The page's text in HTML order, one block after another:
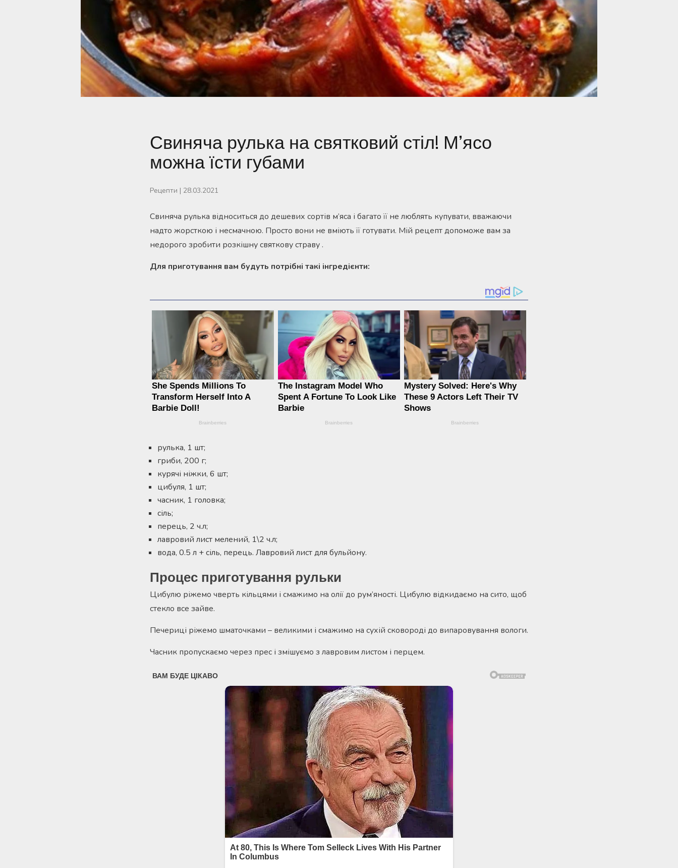
Свиняча рулька на святковий стіл! М’ясо
можна їсти губами
Рецепти | 28.03.2021
Свиняча рулька відноситься до дешевих сортів м’яса і багато її не люблять купувати, вважаючи
надто жорсткою і несмачною. Просто вони не вміють її готувати. Мій рецепт допоможе вам за
недорого зробити розкішну святкову страву .
Для приготування вам будуть потрібні такі інгредієнти:
рулька, 1 шт;
гриби, 200 г;
курячі ніжки, 6 шт;
цибуля, 1 шт;
часник, 1 головка;
сіль;
перець, 2 ч.л;
лавровий лист мелений, 1\2 ч.л;
вода, 0.5 л + сіль, перець. Лавровий лист для бульйону.
Процес приготування рульки
Цибулю ріжемо чверть кільцями і смажимо на олії до рум’яності. Цибулю відкидаємо на сито, щоб
стекло все зайве.
Печериці ріжемо шматочками – великими і смажимо на сухій сковороді до випаровування вологи.
Часник пропускаємо через прес і змішуємо з лавровим листом і перцем.